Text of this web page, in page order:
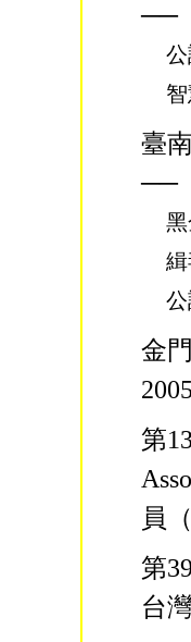
──
臺
──
金
第
員
第
台